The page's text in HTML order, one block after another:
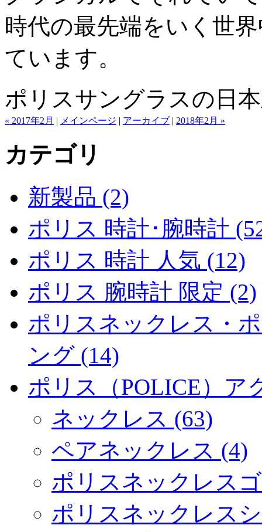
時代の最先端をいく世
ています。
ポリスサングラスの日
« 2017年2月 | メインページ | アーカイブ | 2018年2月 »
カテゴリ
新製品 (2)
ポリス 時計･腕時計
ポリス 時計 人気 (12)
ポリス 腕時計 限定 (2)
ポリスネックレス・
ング (14)
ポリス（POLICE）ア
ネックレス (63)
ペアネックレス (4)
ポリスネックレス
ポリスネックレス